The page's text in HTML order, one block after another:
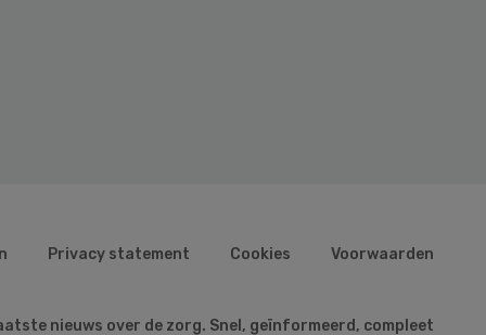
Privacy statement Cookies Voorwaarden
nieuws over de zorg. Snel, geïnformeerd, compleet